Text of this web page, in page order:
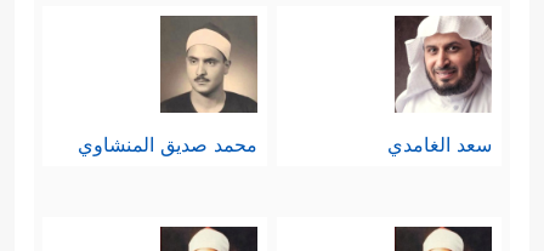
سعد الغامدي محمد صديق المنشاوي